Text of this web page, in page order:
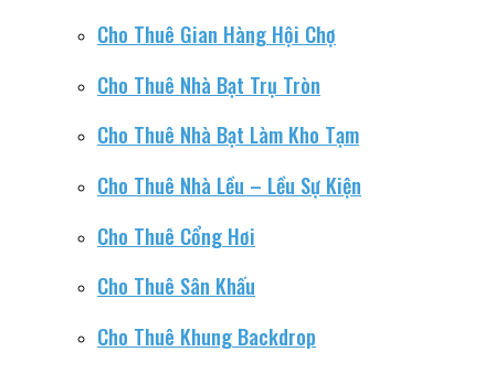
Cho Thuê Gian Hàng Hội Chợ
Cho Thuê Nhà Bạt Trụ Tròn
Cho Thuê Nhà Bạt Làm Kho Tạm
Cho Thuê Nhà Lều – Lều Sự Kiện
Cho Thuê Cổng Hơi
Cho Thuê Sân Khấu
Cho Thuê Khung Backdrop